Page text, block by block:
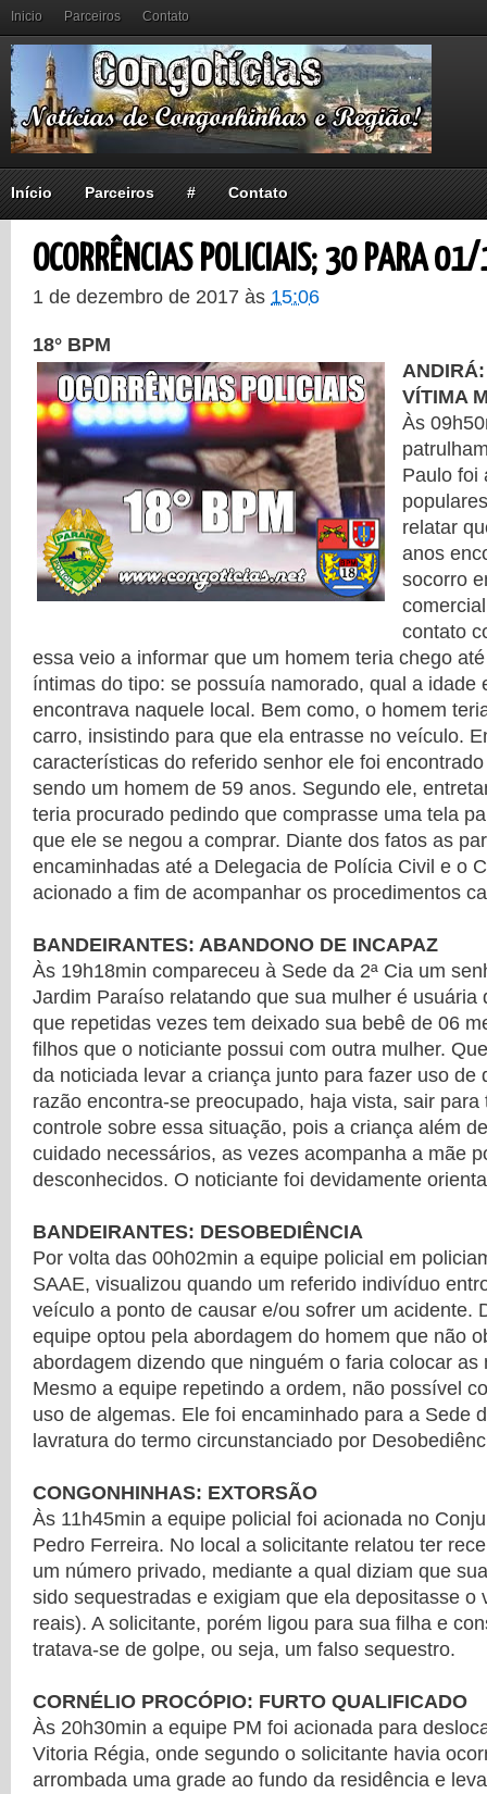
Inicio Parceiros Contato
Início Parceiros # Contato
OCORRÊNCIAS POLICIAIS; 30 PARA
1 de dezembro de 2017 às 15:06
18° BPM
VÍTIMA
Às
Paulo foi
relatar
anos
socorro
contato
essa veio a informar que um homem teria chego
íntimas do tipo: se possuía namorado, qual a idade
encontrava naquele local. Bem como, o homem
carro, insistindo para que ela entrasse no veículo.
características do referido senhor ele foi
sendo um homem de 59 anos. Segundo ele,
teria procurado pedindo que comprasse uma tela
que ele se negou a comprar. Diante dos fatos as
encaminhadas até a Delegacia de Polícia Civil e o
acionado a fim de acompanhar os procedimentos
BANDEIRANTES: ABANDONO DE INCAPAZ
Às 19h18min compareceu à Sede da 2ª Cia um
Jardim Paraíso relatando que sua mulher é usuária
que repetidas vezes tem deixado sua bebê de 06
filhos que o noticiante possui com outra mulher.
da noticiada levar a criança junto para fazer uso de
razão encontra-se preocupado, haja vista, sair
controle sobre essa situação, pois a criança além
cuidado necessários, as vezes acompanha a mãe
desconhecidos. O noticiante foi devidamente
BANDEIRANTES: DESOBEDIÊNCIA
Por volta das 00h02min a equipe policial em
SAAE, visualizou quando um referido indivíduo
veículo a ponto de causar e/ou sofrer um acidente.
equipe optou pela abordagem do homem que não
abordagem dizendo que ninguém o faria colocar as
Mesmo a equipe repetindo a ordem, não possível
uso de algemas. Ele foi encaminhado para a Sede
lavratura do termo circunstanciado por
CONGONHINHAS: EXTORSÃO
Às 11h45min a equipe policial foi acionada no
Pedro Ferreira. No local a solicitante relatou ter
um número privado, mediante a qual diziam que
sido sequestradas e exigiam que ela depositasse o
reais). A solicitante, porém ligou para sua filha e
tratava-se de golpe, ou seja, um falso sequestro.
CORNÉLIO PROCÓPIO: FURTO QUALIFICADO
Às 20h30min a equipe PM foi acionada para
Vitoria Régia, onde segundo o solicitante havia
arrombada uma grade ao fundo da residência e